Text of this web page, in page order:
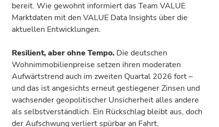
bereit. Wie gewohnt informiert das Team VALUE
Marktdaten mit den VALUE Data Insights über die
aktuellen Entwicklungen.
Resilient, aber ohne Tempo. Die deutschen
Wohnimmobilienpreise setzen ihren moderaten
Aufwärtstrend auch im zweiten Quartal 2026 fort –
und das ist angesichts erneut gestiegener Zinsen und
wachsender geopolitischer Unsicherheit alles andere
als selbstverständlich. Ein Rückschlag bleibt aus, doch
der Aufschwung verliert spürbar an Fahrt.